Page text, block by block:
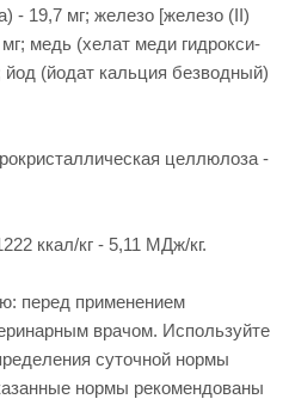
- 19,7 мг; железо [железо (II)
медь (хелат меди гидрокси-
йод (йодат кальция безводный)
целлюлоза -
ккал/кг - 5,11 МДж/кг.
перед применением
врачом. Используйте
суточной нормы
нормы рекомендованы